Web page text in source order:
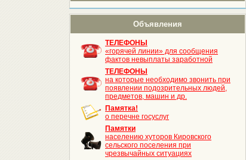
Объявления
ТЕЛЕФОНЫ
«горячей линии» для сообщения
фактов невыплаты заработной
ТЕЛЕФОНЫ
на которые необходимо звонить при
появлении подозрительных людей,
предметов, машин и др.
Памятка!
о перечне госуслуг
Памятки
населению хуторов Кировского
сельского поселения при
чрезвычайных ситуациях